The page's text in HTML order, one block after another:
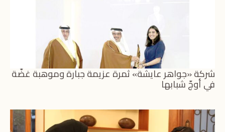
شركة «جواهر عايشة» ثمرة عزيمة جبارة وموهبة غضّة
في أوجّ شبابها